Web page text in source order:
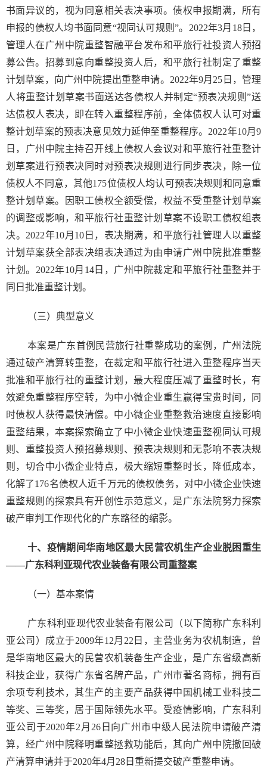
书面异议的，视为同意相关表决事项。债权申报期满，所有
申报的债权人均书面同意“视同认可规则”。2022年3月18日，
管理人在广州中院重整智融平台发布和平旅行社投资人预招
募公告。招募到意向重整投资人后，和平旅行社制定了重整
计划草案，向广州中院提出重整申请。2022年9月25日，管理
人将重整计划草案书面送达各债权人并制定“预表决规则”送
达债权人表决，即在转入重整程序前，全体债权人认可对重
整计划草案的预表决意见效力延伸至重整程序。2022年10月9
日，广州中院主持召开线上债权人会议对和平旅行社重整计
划草案进行预表决同时对预表决规则进行同步表决，除一位
债权人不同意，其他175位债权人均认可预表决规则和同意重
整计划草案。因职工债权全额受偿，权益不受重整计划草案
的调整或影响，和平旅行社重整计划草案不设职工债权组表
决。2022年10月10日，表决期满，和平旅行社管理人以重整
计划草案获全部表决组表决通过为由申请广州中院批准重整
计划。2022年10月14日，广州中院裁定和平旅行社重整并于
同日批准重整计划。
（三）典型意义
本案是广东首例民营旅行社重整成功的案例，广州法院
通过破产清算转重整，在裁定和平旅行社进入重整程序当天
批准和平旅行社的重整计划，最大程度压减了重整时长，有
效避免重整程序空转，为中小微企业重生赢得宝贵时间，同
时债权人获得最快清偿。中小微企业重整救治速度直接影响
重整结果，本案探索确立了中小微企业快速重整视同认可规
则、重整投资人预招募规则、预表决规则和无影响不表决规
则，切合中小微企业特点，极大缩短重整时长，降低成本，
化解了176名债权人近千万元的债权债务，对中小微企业快速
重整规则的探索具有开创性示范意义，是广东法院努力探索
破产审判工作现代化的广东路径的缩影。
十、疫情期间华南地区最大民营农机生产企业脱困重生
——广东科利亚现代农业装备有限公司重整案
（一）基本案情
广东科利亚现代农业装备有限公司（以下简称广东科利
亚公司）成立于2009年12月22日，主营业务为农机制造，曾
是华南地区最大的民营农机装备生产企业，是广东省级高新
科技企业，获得广东省名牌产品，广州市著名商标，拥有百
余项专利技术，其生产的主要产品获得中国机械工业科技二
等奖、三等奖，居于国际领先水平。受疫情影响，广东科利
亚公司于2020年2月26日向广州市中级人民法院申请破产清
算，经广州中院释明重整拯救功能后，其向广州中院撤回破
产清算申请并于2020年4月28日重新提交破产重整申请。